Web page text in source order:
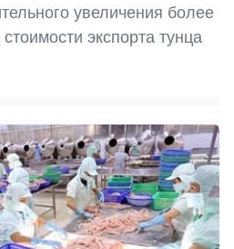
увеличения более
экспорта тунца